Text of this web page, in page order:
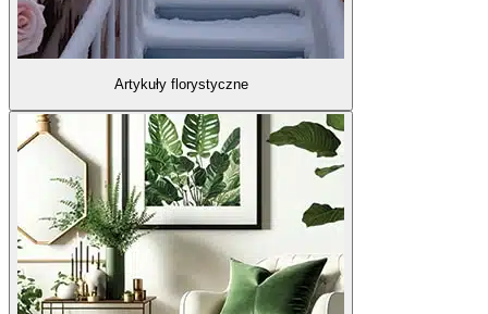
Artykuły florystyczne